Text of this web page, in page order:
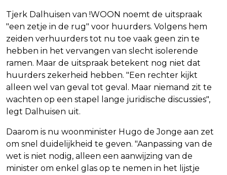
Tjerk Dalhuisen van !WOON noemt de uitspraak
"een zetje in de rug" voor huurders. Volgens hem
zeiden verhuurders tot nu toe vaak geen zin te
hebben in het vervangen van slecht isolerende
ramen. Maar de uitspraak betekent nog niet dat
huurders zekerheid hebben. "Een rechter kijkt
alleen wel van geval tot geval. Maar niemand zit te
wachten op een stapel lange juridische discussies",
legt Dalhuisen uit.
Daarom is nu woonminister Hugo de Jonge aan zet
om snel duidelijkheid te geven. "Aanpassing van de
wet is niet nodig, alleen een aanwijzing van de
minister om enkel glas op te nemen in het lijstje